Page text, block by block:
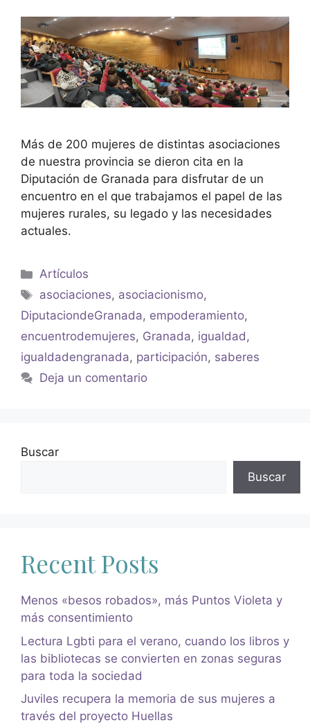
Más de 200 mujeres de distintas asociaciones
de nuestra provincia se dieron cita en la
Diputación de Granada para disfrutar de un
encuentro en el que trabajamos el papel de las
mujeres rurales, su legado y las necesidades
actuales.
Artículos
asociaciones, asociacionismo,
DiputaciondeGranada, empoderamiento,
encuentrodemujeres, Granada, igualdad,
igualdadengranada, participación, saberes
Deja un comentario
Buscar
Buscar
Recent Posts
Menos «besos robados», más Puntos Violeta y
más consentimiento
Lectura Lgbti para el verano, cuando los libros y
las bibliotecas se convierten en zonas seguras
para toda la sociedad
Juviles recupera la memoria de sus mujeres a
través del proyecto Huellas